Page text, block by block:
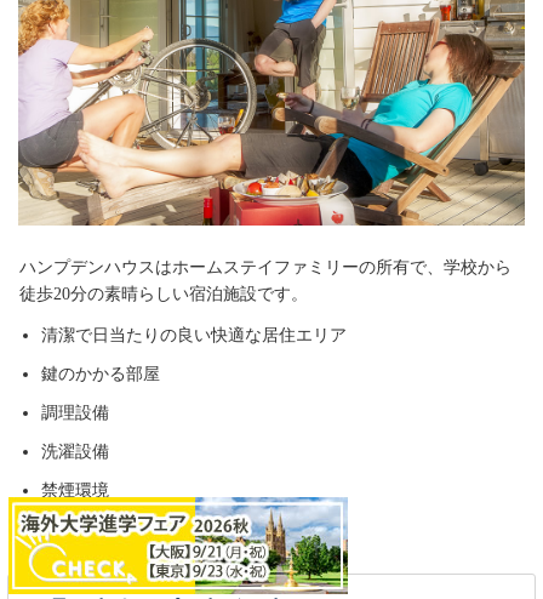
ハンプデンハウスはホームステイファミリーの所有で、学校から
徒歩20分の素晴らしい宿泊施設です。
清潔で日当たりの良い快適な居住エリア
鍵のかかる部屋
調理設備
洗濯設備
禁煙環境
短期および長期の宿泊施設